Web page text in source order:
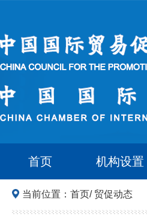
首页 机构设置
当前位置： 首页/ 贸促动态